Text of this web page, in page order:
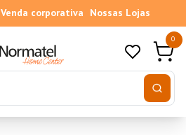
Venda corporativa Nossas Lojas
0